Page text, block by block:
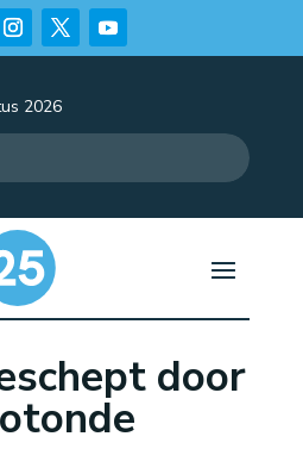
2026
door